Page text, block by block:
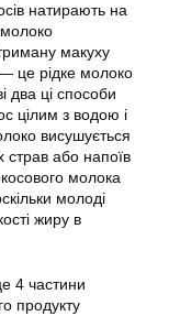
натирають на
макуху
це рідке молоко
два ці способи
цілим з водою і
висушується
або напоїв
молока
молоді
жиру в
4 частини
продукту